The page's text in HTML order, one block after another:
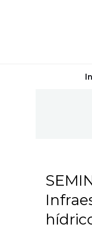
SEMINARIO
“Energía,